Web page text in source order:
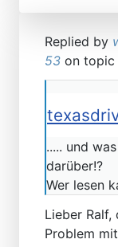
Replied by
53 on topic
..... und
darüber!?
Wer lesen
Lieber
Problem